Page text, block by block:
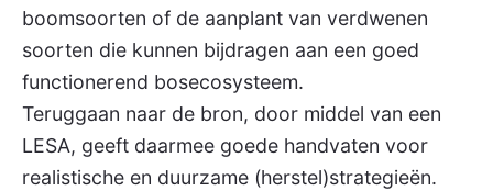
boomsoorten of de aanplant van verdwenen
soorten die kunnen bijdragen aan een goed
functionerend bosecosysteem.
Teruggaan naar de bron, door middel van een
LESA, geeft daarmee goede handvaten voor
realistische en duurzame (herstel)strategieën.